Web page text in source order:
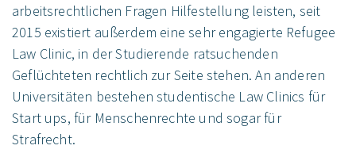
arbeitsrechtlichen Fragen Hilfestellung leisten, seit
2015 existiert außerdem eine sehr engagierte Refugee
Law Clinic, in der Studierende ratsuchenden
Geflüchteten rechtlich zur Seite stehen. An anderen
Universitäten bestehen studentische Law Clinics für
Start ups, für Menschenrechte und sogar für
Strafrecht.